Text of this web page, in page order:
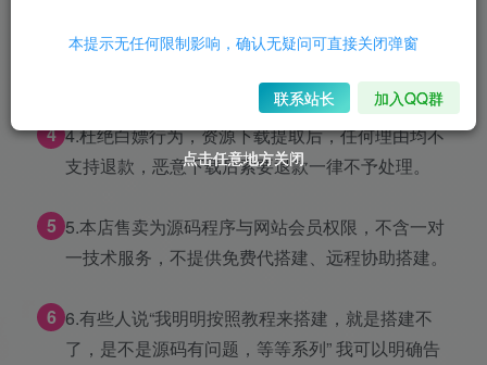
3.如果你不了解源码、无建站服务器基础、从未接
4 4.杜绝白嫖行为，资源下载提取后，任何理由均不
支持退款，恶意下载后索要退款一律不予处理。
5 5.本店售卖为源码程序与网站会员权限，不含一对
一技术服务，不提供免费代搭建、远程协助搭建。
6 6.有些人说“我明明按照教程来搭建，就是搭建不
了，是不是源码有问题，等等系列” 我可以明确告
点击任意地方关闭
点击任意地方关闭
点击任意地方关闭
本提示无任何限制影响，确认无疑问可直接关闭弹窗
联系站长 加入QQ群